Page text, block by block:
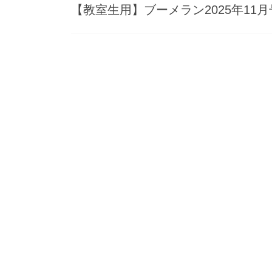
【教室生用】ブーメラン2025年11月